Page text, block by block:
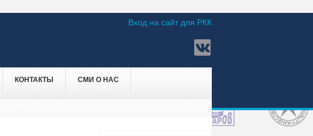
Вход на сайт для РКК
КОНТАКТЫ СМИ О НАС